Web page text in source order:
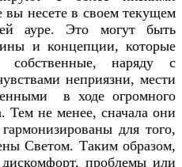
вы несете в своем текущем
ауре. Это могут быть
и концепции, которые
наряду с
неприязни, мести
в ходе огромного
Тем не менее, сначала они
для того,
Светом. Таким образом,
проблемы или